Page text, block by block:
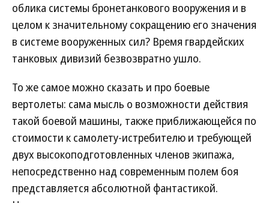
облика системы бронетанкового вооружения и в
целом к значительному сокращению его значения
в системе вооруженных сил? Время гвардейских
танковых дивизий безвозвратно ушло.
То же самое можно сказать и про боевые
вертолеты: сама мысль о возможности действия
такой боевой машины, также приближающейся по
стоимости к самолету-истребителю и требующей
двух высокоподготовленных членов экипажа,
непосредственно над современным полем боя
представляется абсолютной фантастикой.